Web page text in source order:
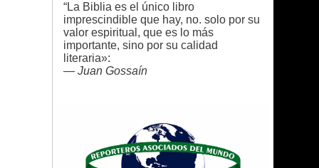
“La Biblia es el único libro
imprescindible que hay, no. solo por su
valor espiritual, que es lo más
importante, sino por su calidad
literaria»:
— Juan Gossaín